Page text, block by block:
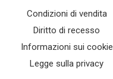
Condizioni di vendita
Diritto di recesso
Informazioni sui cookie
Legge sulla privacy